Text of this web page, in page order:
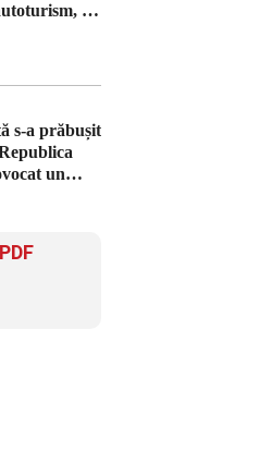
în
s-a prăbușit
un